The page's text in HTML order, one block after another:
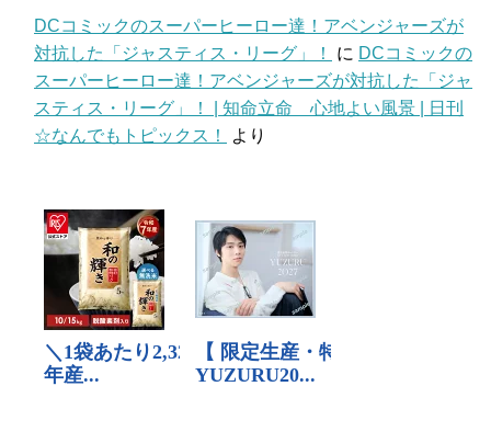
DCコミックのスーパーヒーロー達！アベンジャーズが
対抗した「ジャスティス・リーグ」！
に DCコミックの
スーパーヒーロー達！アベンジャーズが対抗した「ジャ
スティス・リーグ」！ | 知命立命 心地よい風景 | 日刊
☆なんでもトピックス！
より